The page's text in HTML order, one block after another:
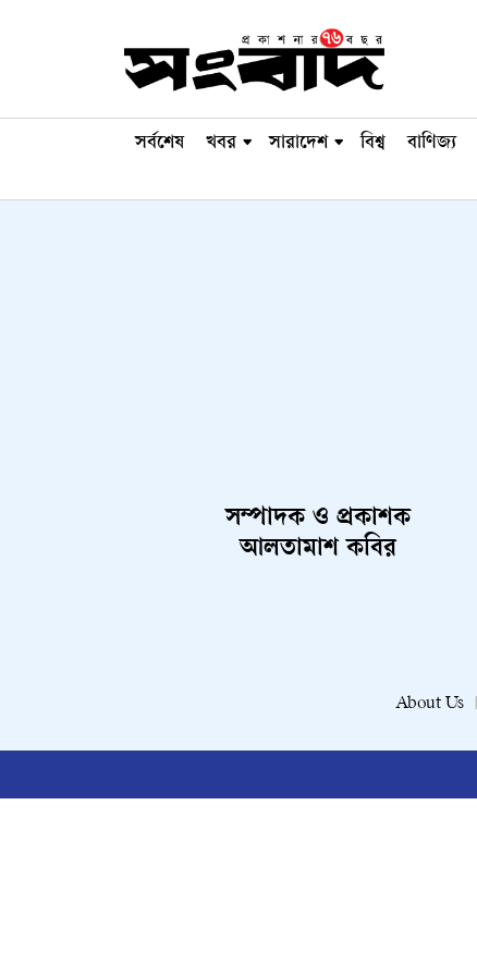
সর্বশেষ খবর সারাদেশ বিশ্ব বাণিজ্য
সম্পাদক ও প্রকাশক
আলতামাশ কবির
About Us